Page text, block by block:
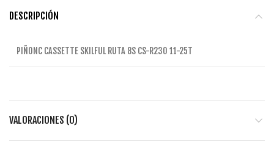
DESCRIPCIÓN
PIÑONC CASSETTE SKILFUL RUTA 8S CS-R230 11-25T
VALORACIONES (0)